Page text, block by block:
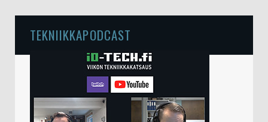
TEKNIIKKAPODCAST